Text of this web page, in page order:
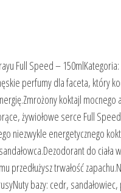
Full Speed –
perfumy dla faceta, który
koktajl mocnego
żywiołowe serce Full
niezwykle energetycznego
do ciała
trwałość
bazy: cedr, sandałowiec,